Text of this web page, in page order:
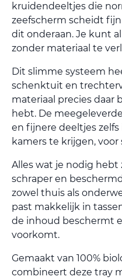
kruidendeeltjes die
zeefscherm scheidt
dit onderaan. Je kunt
zonder materiaal te
Dit slimme systeem
schenktuit en
materiaal precies daar
hebt. De
en fijnere deeltjes
kamers te krijgen,
Alles wat je nodig hebt
schraper en
zowel thuis als
past makkelijk in
de inhoud beschermt
voorkomt.
Gemaakt van 100%
combineert deze tray